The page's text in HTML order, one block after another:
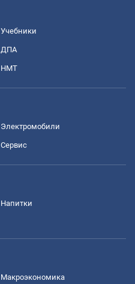
Учебники
ДПА
НМТ
Электромобили
Сервис
Напитки
Mакроэкономика